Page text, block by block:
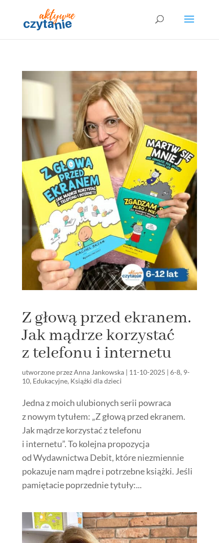
Z głową przed ekranem.
Jak mądrze korzystać
z telefonu i internetu
utworzone przezAnna Jankowska| 11-10-2025 | 6-8, 9-
10, Edukacyjne, Książki dla dzieci
Jedna z moich ulubionych serii powraca
z nowym tytułem: „Z głową przed ekranem.
Jak mądrze korzystać z telefonu
i internetu”. To kolejna propozycja
od Wydawnictwa Debit, które niezmiennie
pokazuje nam mądre i potrzebne książki. Jeśli
pamiętacie poprzednie tytuły:...